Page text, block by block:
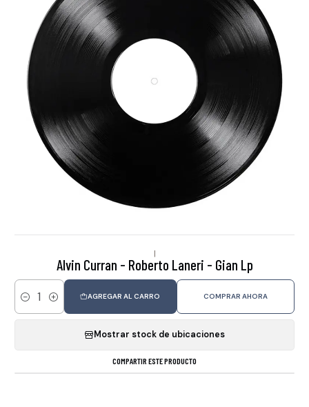
|
Alvin Curran - Roberto Laneri - Gian Lp
Cantidad
AGREGAR AL CARRO COMPRAR AHORA
Mostrar stock de ubicaciones
COMPARTIR ESTE PRODUCTO